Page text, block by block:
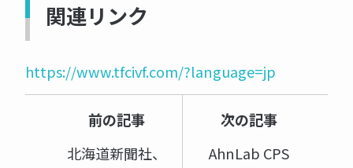
関連リンク
https://www.tfcivf.com/?language=jp
前の記事
北海道新聞社、
次の記事
AhnLab CPS